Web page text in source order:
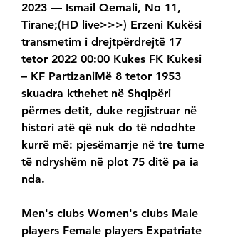
2023 — Ismail Qemali, No 11,
Tirane;(HD live>>>) Erzeni Kukësi
transmetim i drejtpërdrejtë 17
tetor 2022 00:00 Kukes FK Kukesi
– KF PartizaniMë 8 tetor 1953
skuadra kthehet në Shqipëri
përmes detit, duke regjistruar në
histori atë që nuk do të ndodhte
kurrë më: pjesëmarrje në tre turne
të ndryshëm në plot 75 ditë pa ia
nda.
Men's clubs Women's clubs Male
players Female players Expatriate